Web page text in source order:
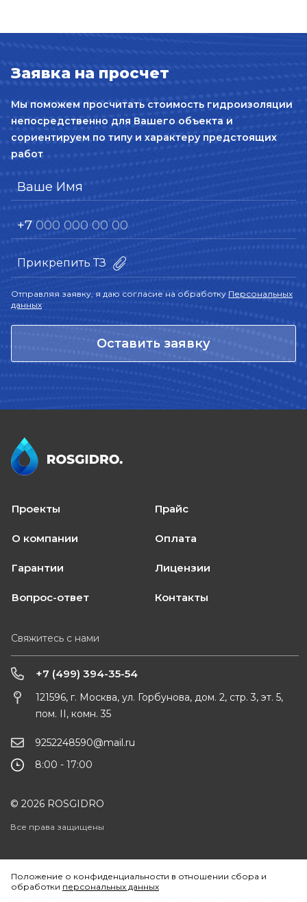
Заявка на просчет
Мы поможем просчитать стоимость гидроизоляции
непосредственно для Вашего объекта и
сориентируем по типу и характеру предстоящих
работ
Прикрепить ТЗ
Отправляя заявку, я даю согласие на обработку Персональных
данных
Оставить заявку
Проекты Прайс
О компании Оплата
Гарантии Лицензии
Вопрос-ответ Контакты
Свяжитесь с нами
+7 (499) 394-35-54
121596, г. Москва, ул. Горбунова, дом. 2, стр. 3, эт. 5,
пом. II, комн. 35
9252248590@mail.ru
8:00 - 17:00
© 2026 ROSGIDRO
Все права защищены
Положение о конфиденциальности в отношении сбора и
обработки персональных данных